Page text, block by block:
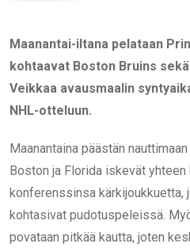
Maanantai-iltana pelataan
kohtaavat Boston Bruins
Veikkaa avausmaalin
NHL-otteluun.
Maanantaina päästän
Boston ja Florida iskevät
konferenssinsa kärkijoukkuetta,
kohtasivat pudotuspeleissä.
povataan pitkää kautta, joten